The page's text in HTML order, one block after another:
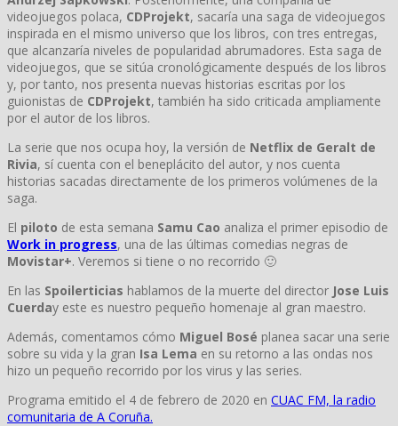
videojuegos polaca, CDProjekt, sacaría una saga de videojuegos
inspirada en el mismo universo que los libros, con tres entregas,
que alcanzaría niveles de popularidad abrumadores. Esta saga de
videojuegos, que se sitúa cronológicamente después de los libros
y, por tanto, nos presenta nuevas historias escritas por los
guionistas de CDProjekt, también ha sido criticada ampliamente
por el autor de los libros.
La serie que nos ocupa hoy, la versión de Netflix de Geralt de
Rivia, sí cuenta con el beneplácito del autor, y nos cuenta
historias sacadas directamente de los primeros volúmenes de la
saga.
El piloto de esta semana Samu Cao analiza el primer episodio de
Work in progress, una de las últimas comedias negras de
Movistar+. Veremos si tiene o no recorrido 🙂
En las Spoilerticias hablamos de la muerte del director Jose Luis
Cuerday este es nuestro pequeño homenaje al gran maestro.
Además, comentamos cómo Miguel Bosé planea sacar una serie
sobre su vida y la gran Isa Lema en su retorno a las ondas nos
hizo un pequeño recorrido por los virus y las series.
Programa emitido el 4 de febrero de 2020 en CUAC FM, la radio
comunitaria de A Coruña.